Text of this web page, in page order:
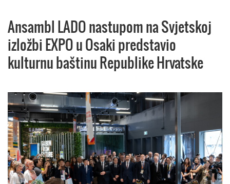
Ansambl LADO nastupom na Svjetskoj
izložbi EXPO u Osaki predstavio
kulturnu baštinu Republike Hrvatske